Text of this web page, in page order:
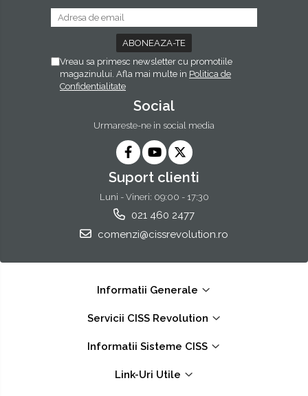
Vreau sa primesc newsletter cu promotiile
magazinului. Afla mai multe in Politica de
Confidentialitate
Social
Urmareste-ne in social media
Suport clienti
Luni - Vineri: 09:00 - 17:30
021 460 2477
comenzi@cissrevolution.ro
Informatii Generale
Servicii CISS Revolution
Informatii Sisteme CISS
Link-Uri Utile